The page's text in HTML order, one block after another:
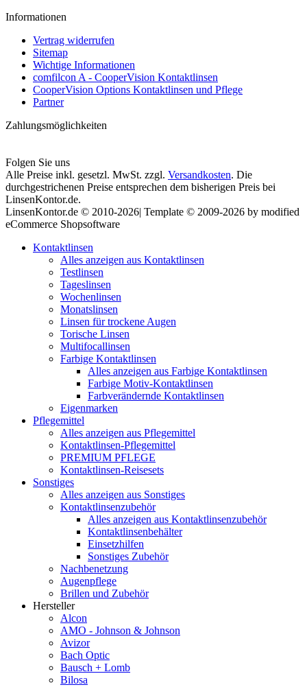
Informationen
Vertrag widerrufen
Sitemap
Wichtige Informationen
comfilcon A - CooperVision Kontaktlinsen
CooperVision Options Kontaktlinsen und Pflege
Partner
Zahlungsmöglichkeiten
Folgen Sie uns
Alle Preise inkl. gesetzl. MwSt. zzgl. Versandkosten. Die
durchgestrichenen Preise entsprechen dem bisherigen Preis bei
LinsenKontor.de.
LinsenKontor.de © 2010-2026| Template © 2009-2026 by modified
eCommerce Shopsoftware
Kontaktlinsen
Alles anzeigen aus Kontaktlinsen
Testlinsen
Tageslinsen
Wochenlinsen
Monatslinsen
Linsen für trockene Augen
Torische Linsen
Multifocallinsen
Farbige Kontaktlinsen
Alles anzeigen aus Farbige Kontaktlinsen
Farbige Motiv-Kontaktlinsen
Farbverändernde Kontaktlinsen
Eigenmarken
Pflegemittel
Alles anzeigen aus Pflegemittel
Kontaktlinsen-Pflegemittel
PREMIUM PFLEGE
Kontaktlinsen-Reisesets
Sonstiges
Alles anzeigen aus Sonstiges
Kontaktlinsenzubehör
Alles anzeigen aus Kontaktlinsenzubehör
Kontaktlinsenbehälter
Einsetzhilfen
Sonstiges Zubehör
Nachbenetzung
Augenpflege
Brillen und Zubehör
Hersteller
Alcon
AMO - Johnson & Johnson
Avizor
Bach Optic
Bausch + Lomb
Bilosa